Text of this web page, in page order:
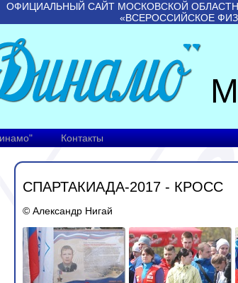
ОФИЦИАЛЬНЫЙ САЙТ МОСКОВСКОЙ
«ВСЕРОССИЙСКОЕ
Контакты
СПАРТАКИАДА-2017 - КРОСС
© Александр Нигай